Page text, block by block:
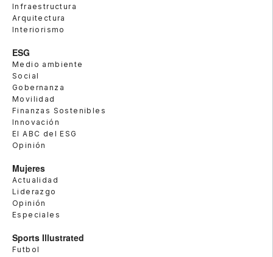
Infraestructura
Arquitectura
Interiorismo
ESG
Medio ambiente
Social
Gobernanza
Movilidad
Finanzas Sostenibles
Innovación
El ABC del ESG
Opinión
Mujeres
Actualidad
Liderazgo
Opinión
Especiales
Sports Illustrated
Futbol